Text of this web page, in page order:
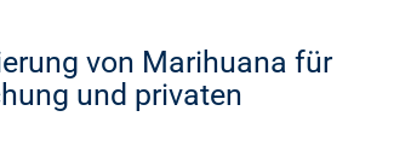
von Marihuana für
und privaten